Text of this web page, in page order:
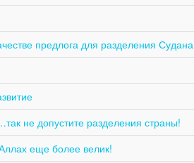
предлога для разделения Судана
не допустите разделения страны!
еще более велик!